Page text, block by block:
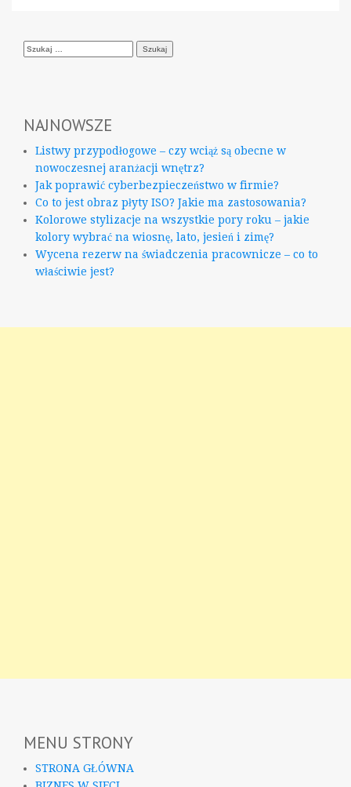
Szukaj:
NAJNOWSZE
Listwy przypodłogowe – czy wciąż są obecne w
nowoczesnej aranżacji wnętrz?
Jak poprawić cyberbezpieczeństwo w firmie?
Co to jest obraz płyty ISO? Jakie ma zastosowania?
Kolorowe stylizacje na wszystkie pory roku – jakie
kolory wybrać na wiosnę, lato, jesień i zimę?
Wycena rezerw na świadczenia pracownicze – co to
właściwie jest?
MENU STRONY
STRONA GŁÓWNA